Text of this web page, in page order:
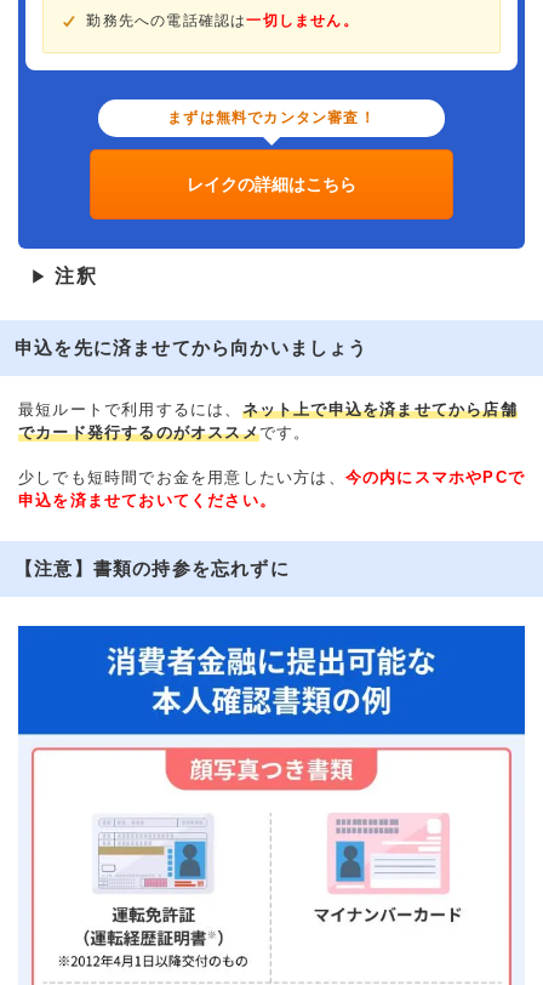
勤務先への電話確認は一切しません。
まずは無料でカンタン審査！
レイクの詳細はこちら
▶ 注釈
申込を先に済ませてから向かいましょう
最短ルートで利用するには、 ネット上で申込を済ませてから店舗
でカード発行するのがオススメです。
少しでも短時間でお金を用意したい方は、 今の内にスマホやPCで
申込を済ませておいてください。
【注意】書類の持参を忘れずに